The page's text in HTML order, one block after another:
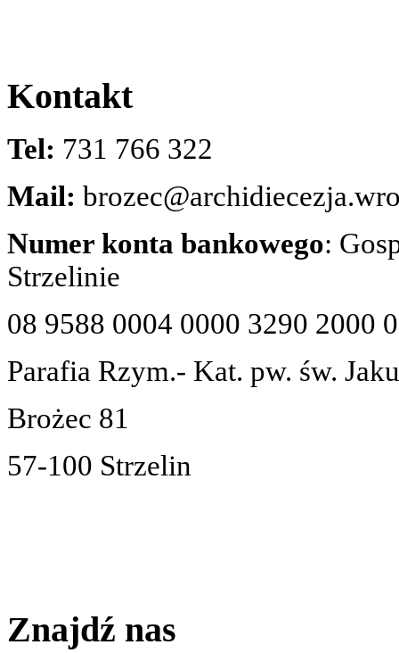
Kontakt
Tel: 731 766 322
Mail:
Numer konta bankowego:
Strzelinie
08 9588 0004 0000 3290 2000
Parafia Rzym.- Kat. pw. św.
Brożec 81
57-100 Strzelin
Znajdź nas